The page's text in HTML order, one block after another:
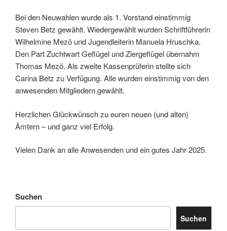
Bei den Neuwahlen wurde als 1. Vorstand einstimmig
Steven Betz gewählt. Wiedergewählt wurden Schriftführerin
Wilhelmine Mezö und Jugendleiterin Manuela Hruschka.
Den Part Zuchtwart Geflügel und Ziergeflügel übernahm
Thomas Mezö. Als zweite Kassenprüferin stellte sich
Carina Betz zu Verfügung. Alle wurden einstimmig von den
anwesenden Mitgliedern gewählt.
Herzlichen Glückwünsch zu euren neuen (und alten)
Ämtern – und ganz viel Erfolg.
Vielen Dank an alle Anwesenden und ein gutes Jahr 2025.
Suchen
Suchen